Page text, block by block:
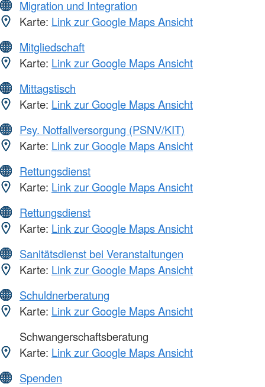
Migration und Integration
Karte: Link zur Google Maps Ansicht
Mitgliedschaft
Karte: Link zur Google Maps Ansicht
Mittagstisch
Karte: Link zur Google Maps Ansicht
Psy. Notfallversorgung (PSNV/KIT)
Karte: Link zur Google Maps Ansicht
Rettungsdienst
Karte: Link zur Google Maps Ansicht
Rettungsdienst
Karte: Link zur Google Maps Ansicht
Sanitätsdienst bei Veranstaltungen
Karte: Link zur Google Maps Ansicht
Schuldnerberatung
Karte: Link zur Google Maps Ansicht
Schwangerschaftsberatung
Karte: Link zur Google Maps Ansicht
Spenden